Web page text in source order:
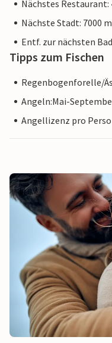
Nächstes Restaurant:
Nächste Stadt: 7000
Entf. zur nächsten
Tipps zum Fischen
Regenbogenforelle/
Angeln:Mai-
Angellizenz pro